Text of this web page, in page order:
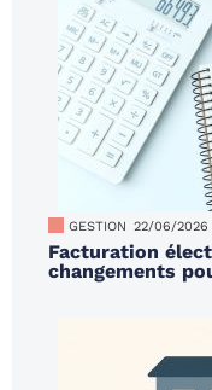
GESTION 22/06/2026
Facturation
changements